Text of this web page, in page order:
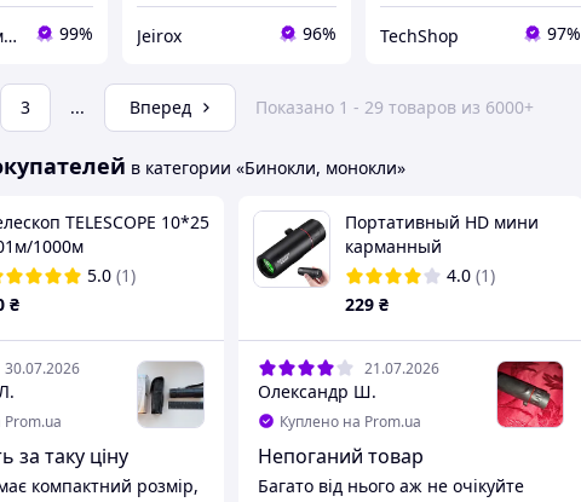
Торговая компания LOSSO 99% Jeirox 96% TechShop 97%
3 ... Вперед Показано 1 - 29 товаров из 6000+
в категории «Бинокли, монокли»
TELESCOPE 10*25
1000м
5.0 (1)
₴
30.07.2026
за таку ціну
компактний розмір,
Портативный HD мини
карманный
монокулярный телескоп с
высоким увеличением
4.0 (1)
229 ₴
21.07.2026
Олександр Ш.
Куплено на Prom.ua
Непоганий товар
Багато від нього аж не очікуйте